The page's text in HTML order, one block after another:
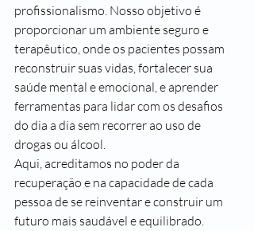
profissionalismo. Nosso objetivo é
proporcionar um ambiente seguro e
terapêutico, onde os pacientes possam
reconstruir suas vidas, fortalecer sua
saúde mental e emocional, e aprender
ferramentas para lidar com os desafios
do dia a dia sem recorrer ao uso de
drogas ou álcool.
Aqui, acreditamos no poder da
recuperação e na capacidade de cada
pessoa de se reinventar e construir um
futuro mais saudável e equilibrado.